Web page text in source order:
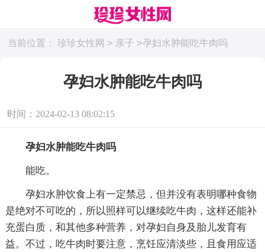
当前位置： 珍珍女性网 > 亲子 >孕妇水肿能吃牛肉吗
孕妇水肿能吃牛肉吗
时间：2024-02-13 08:02:15
孕妇水肿能吃牛肉吗
能吃。
孕妇水肿饮食上有一定禁忌，但并没有表明哪种食物
是绝对不可吃的，所以照样可以继续吃牛肉，这样还能补
充蛋白质，和其他多种营养，对孕妇自身及胎儿发育有
益。不过，吃牛肉时要注意，烹饪应清淡些，且食用应适